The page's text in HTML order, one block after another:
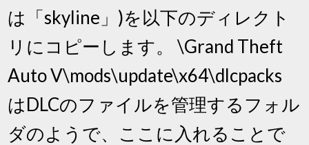
は「skyline」)を以下のディレクト
リにコピーします。 \Grand Theft
Auto V\mods\update\x64\dlcpacks
はDLCのファイルを管理するフォル
ダのようで、ここに入れることで